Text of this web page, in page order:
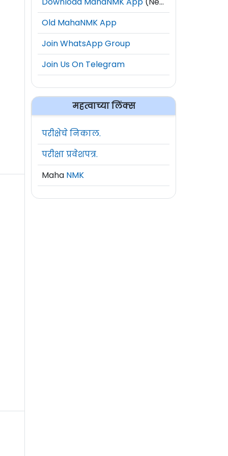
Old MahaNMK App
Join WhatsApp Group
Join Us On Telegram
महत्वाच्या लिंक्स
परीक्षेचे निकाल.
परीक्षा प्रवेशपत्र.
Maha NMK